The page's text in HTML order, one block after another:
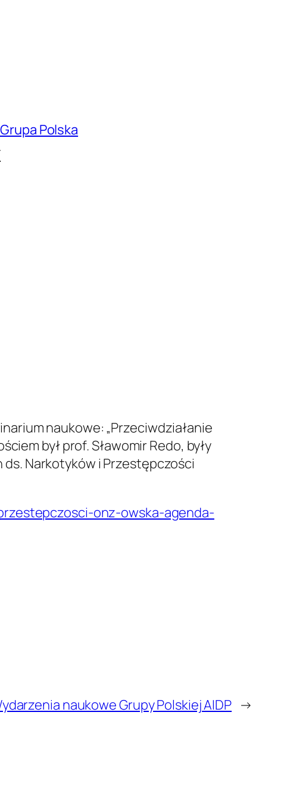
Polska
naukowe: „Przeciwdziałanie
był prof. Sławomir Redo, były
Narkotyków i Przestępczości
onz-owska-agenda-
naukowe Grupy Polskiej AIDP →